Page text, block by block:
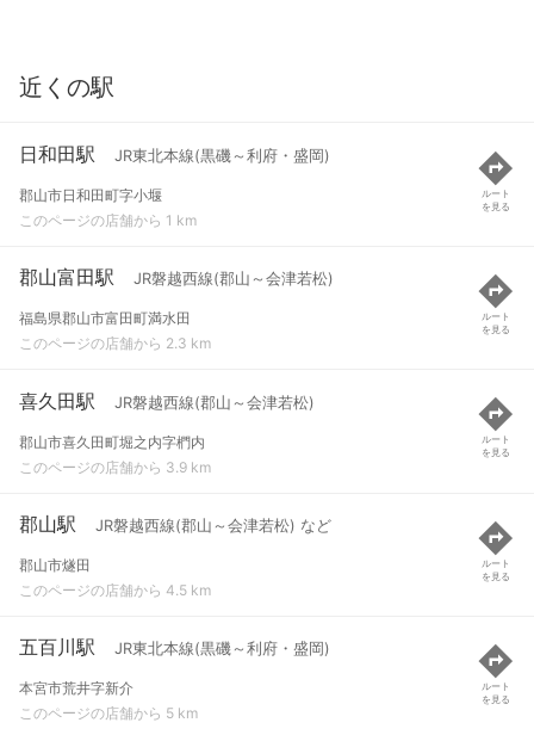
近くの駅
日和田駅 JR東北本線(黒磯～利府・盛岡)
郡山市日和田町字小堰
このページの店舗から 1 km
ルート
を見る
郡山富田駅 JR磐越西線(郡山～会津若松)
福島県郡山市富田町満水田
このページの店舗から 2.3 km
ルート
を見る
喜久田駅 JR磐越西線(郡山～会津若松)
郡山市喜久田町堀之内字椚内
このページの店舗から 3.9 km
ルート
を見る
郡山駅 JR磐越西線(郡山～会津若松) など
郡山市燧田
このページの店舗から 4.5 km
ルート
を見る
五百川駅 JR東北本線(黒磯～利府・盛岡)
本宮市荒井字新介
このページの店舗から 5 km
ルート
を見る